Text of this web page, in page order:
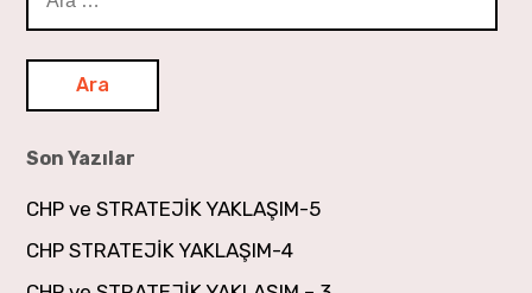
Son Yazılar
CHP ve STRATEJİK YAKLAŞIM-5
CHP STRATEJİK YAKLAŞIM-4